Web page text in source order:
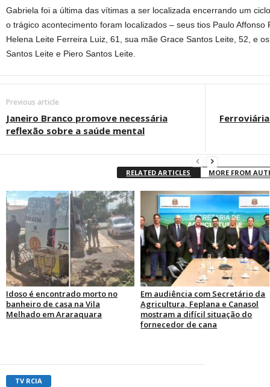
Gabriela foi a última das vítimas a ser localizada encerrando um
o trágico acontecimento foram localizados – seus tios Paulo
Helena Leite Ferreira Luiz, 61, sua mãe Grace Santos Leite, 52, e
Santos Leite e Piero Santos Leite.
Previous article
Janeiro Branco promove necessária
reflexão sobre a saúde mental
RELATED ARTICLES MORE FROM
Idoso é encontrado morto no
banheiro de casa na Vila
Melhado em Araraquara
Em audiência com Secretário da
Agricultura, Feplana e Canasol
mostram a difícil situação do
fornecedor de cana
TV RCIA